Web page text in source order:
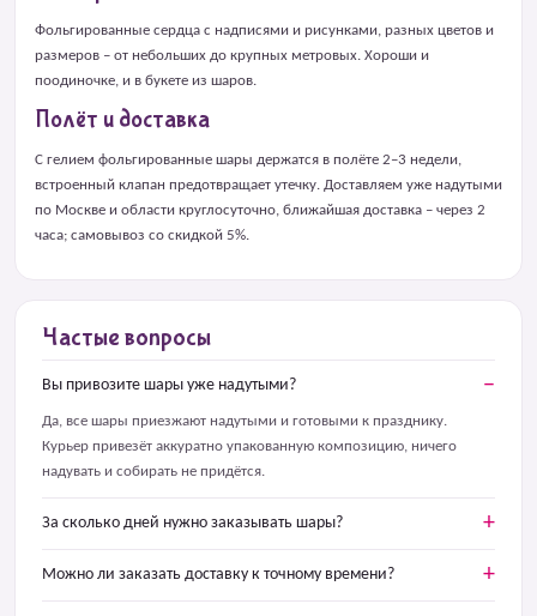
Фольгированные сердца с надписями и рисунками, разных цветов и
размеров – от небольших до крупных метровых. Хороши и
поодиночке, и в букете из шаров.
Полёт и доставка
С гелием фольгированные шары держатся в полёте 2–3 недели,
встроенный клапан предотвращает утечку. Доставляем уже надутыми
по Москве и области круглосуточно, ближайшая доставка – через 2
часа; самовывоз со скидкой 5%.
Частые вопросы
Вы привозите шары уже надутыми?
Да, все шары приезжают надутыми и готовыми к празднику.
Курьер привезёт аккуратно упакованную композицию, ничего
надувать и собирать не придётся.
За сколько дней нужно заказывать шары?
Можно ли заказать доставку к точному времени?